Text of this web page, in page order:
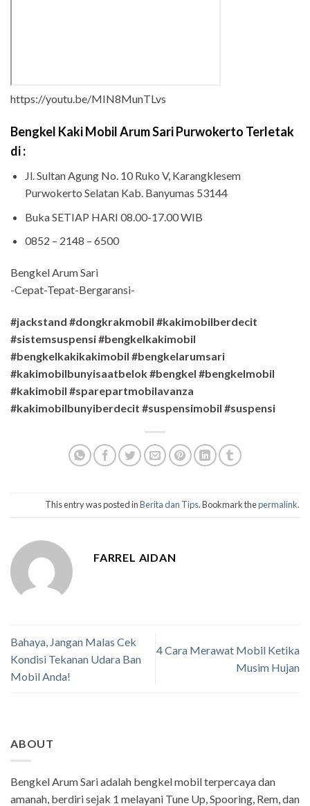
ABOUT
Bengkel Arum Sari adalah bengkel mobil terpercaya dan
amanah, berdiri sejak 1 melayani Tune Up, Spooring, Rem, dan
https://youtu.be/MIN8MunTLvs
Bengkel Kaki Mobil Arum Sari Purwokerto Terletak
di :
Jl. Sultan Agung No. 10 Ruko V, Karangklesem
Purwokerto Selatan Kab. Banyumas 53144
Buka SETIAP HARI 08.00-17.00 WIB
0852 – 2148 – 6500
Bengkel Arum Sari
-Cepat-Tepat-Bergaransi-
#jackstand #dongkrakmobil #kakimobilberdecit
#sistemsuspensi #bengkelkakimobil
#bengkelkakikakimobil #bengkelarumsari
#kakimobilbunyisaatbelok #bengkel #bengkelmobil
#kakimobil #sparepartmobilavanza
#kakimobilbunyiberdecit #suspensimobil #suspensi
This entry was posted inBerita dan Tips. Bookmark thepermalink.
FARREL AIDAN
Bahaya, Jangan Malas Cek
Kondisi Tekanan Udara Ban
Mobil Anda!
4 Cara Merawat Mobil Ketika
Musim Hujan